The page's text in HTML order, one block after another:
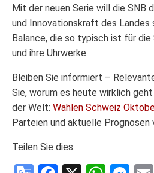
Mit der neuen Serie will die SNB
und Innovationskraft des Landes
Balance, die so typisch ist für
und ihre Uhrwerke.
Bleiben Sie informiert –
Sie, worum es heute wirklich
der Welt: Wahlen Schweiz
Parteien und aktuelle Prognosen
Teilen Sie dies: